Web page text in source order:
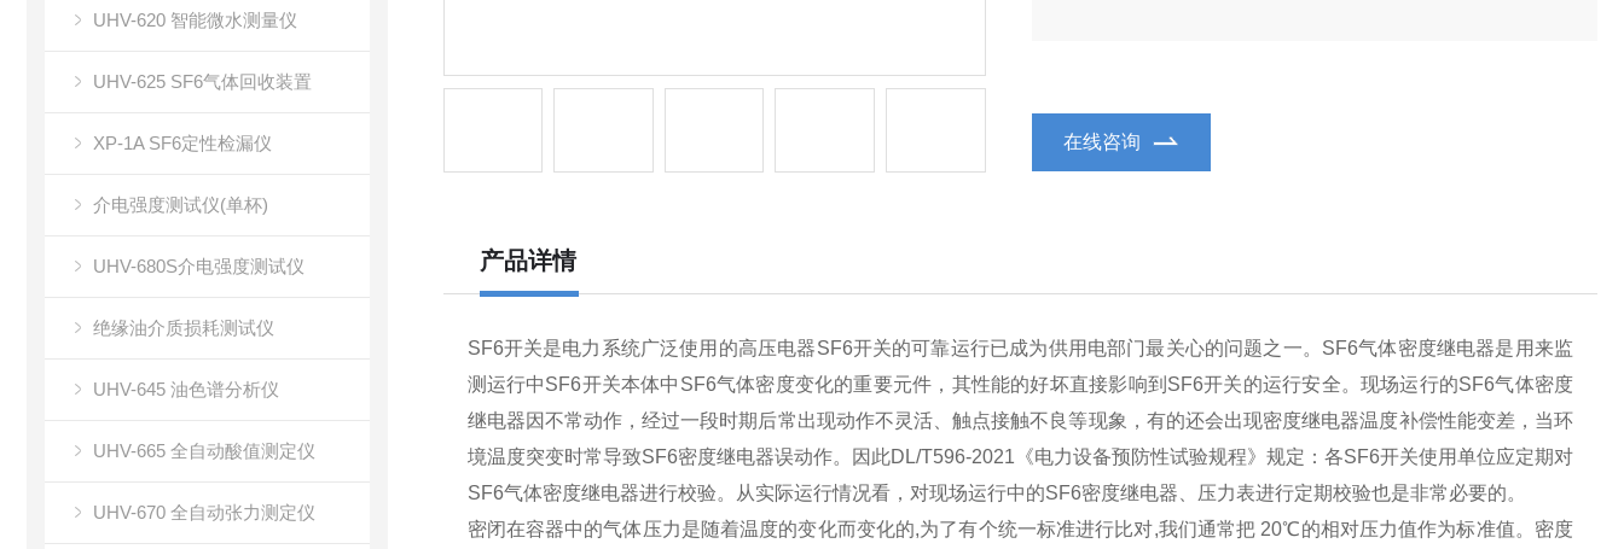
UHV-620 智能微水测量仪
UHV-625 SF6气体回收装置
XP-1A SF6定性检漏仪
介电强度测试仪(单杯)
UHV-680S介电强度测试仪
绝缘油介质损耗测试仪
UHV-645 油色谱分析仪
UHV-665 全自动酸值测定仪
UHV-670 全自动张力测定仪
在线咨询
产品详情
SF6开关是电力系统广泛使用的高压电器SF6开关的可靠运行已成为供用电部门最关心的问题之一。SF6气体密度继电器是用来监
测运行中SF6开关本体中SF6气体密度变化的重要元件，其性能的好坏直接影响到SF6开关的运行安全。现场运行的SF6气体密度
继电器因不常动作，经过一段时期后常出现动作不灵活、触点接触不良等现象，有的还会出现密度继电器温度补偿性能变差，当环
境温度突变时常导致SF6密度继电器误动作。因此DL/T596-2021《电力设备预防性试验规程》规定：各SF6开关使用单位应定期对
SF6气体密度继电器进行校验。从实际运行情况看，对现场运行中的SF6密度继电器、压力表进行定期校验也是非常必要的。
密闭在容器中的气体压力是随着温度的变化而变化的,为了有个统一标准进行比对,我们通常把 20℃的相对压力值作为标准值。密度